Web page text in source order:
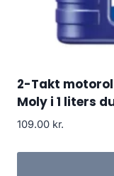
2-Takt
Moly i 1 liters
109.00 kr.